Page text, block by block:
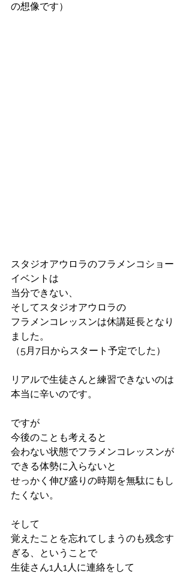
の想像です）
スタジオアウロラのフラメンコショー
イベントは
当分できない、
そしてスタジオアウロラの
フラメンコレッスンは休講延長となり
ました。
（5月7日からスタート予定でした）
リアルで生徒さんと練習できないのは
本当に辛いのです。
ですが
今後のことも考えると
会わない状態でフラメンコレッスンが
できる体勢に入らないと
せっかく伸び盛りの時期を無駄にもし
たくない。
そして
覚えたことを忘れてしまうのも残念す
ぎる、ということで
生徒さん1人1人に連絡をして